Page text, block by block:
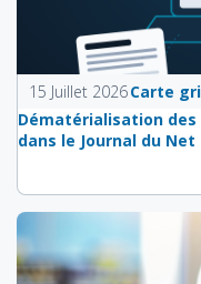
15 Juillet 2026Carte
Dématérialisation
dans le Journal du Net